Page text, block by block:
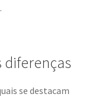
diferenças
se destacam